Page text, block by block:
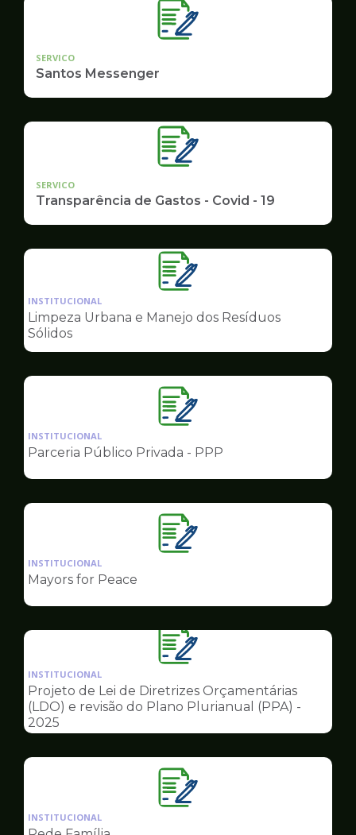
SERVICO
Santos Messenger
SERVICO
Transparência de Gastos - Covid - 19
Ilustração
da
pagina
Governo
INSTITUCIONAL
Limpeza Urbana e Manejo dos Resíduos
Sólidos
Ilustração
da
pagina
Governo
INSTITUCIONAL
Parceria Público Privada - PPP
Ilustração
da
Governo
INSTITUCIONAL
Mayors for Peace
Ilustração
da
pagina
de
INSTITUCIONAL
Projeto de Lei de Diretrizes Orçamentárias
(LDO) e revisão do Plano Plurianual (PPA) -
2025
Ilustração
da
INSTITUCIONAL